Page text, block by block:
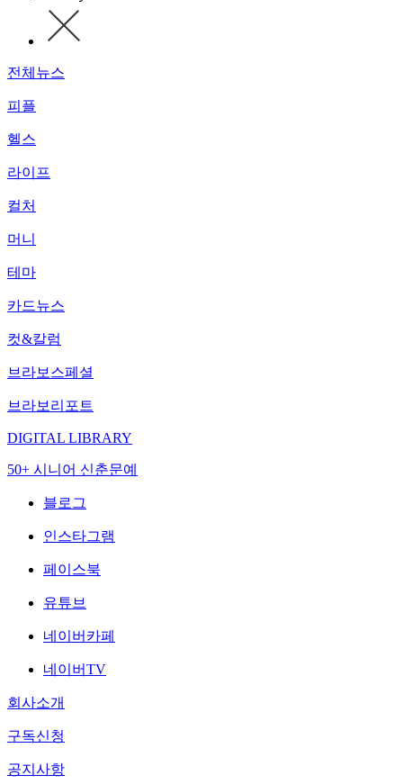
전체뉴스
피플
헬스
라이프
컬처
머니
테마
카드뉴스
컷&칼럼
브라보스페셜
브라보리포트
DIGITAL LIBRARY
50+ 시니어 신춘문예
블로그
인스타그램
페이스북
유튜브
네이버카페
네이버TV
회사소개
구독신청
공지사항